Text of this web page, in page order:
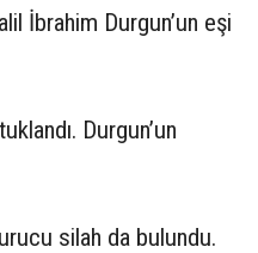
İbrahim Durgun’un eşi
Durgun’un
silah da bulundu.